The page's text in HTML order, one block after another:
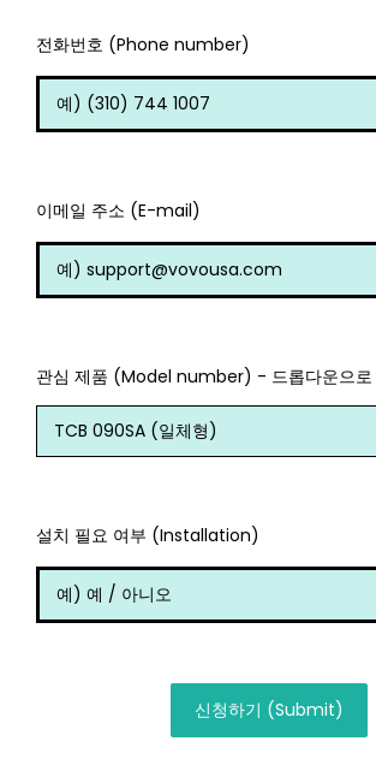
전화번호 (Phone number)
이메일 주소 (E-mail)
관심 제품 (Model number) - 드롭다운으로
설치 필요 여부 (Installation)
신청하기 (Submit)